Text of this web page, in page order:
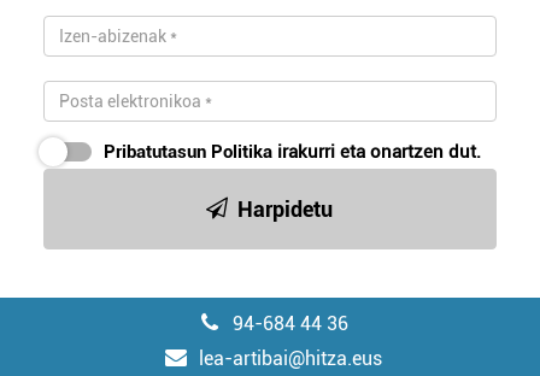
Pribatutasun Politika irakurri eta onartzen dut.
Harpidetu
94-684 44 36
lea-artibai@hitza.eus